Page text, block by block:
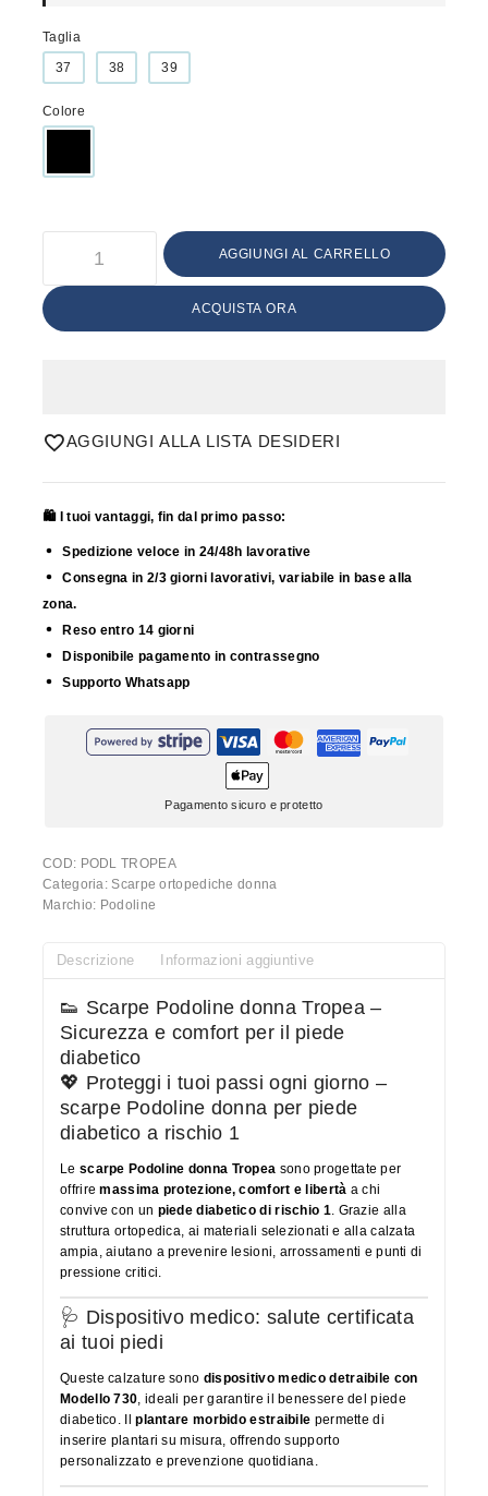
Taglia
37
38 39
Colore
AGGIUNGI AL CARRELLO
ACQUISTA ORA
AGGIUNGI ALLA LISTA DESIDERI
🛍️ I tuoi vantaggi, fin dal primo passo:
Spedizione veloce in 24/48h lavorative
Consegna in 2/3 giorni lavorativi, variabile in base alla
zona.
Reso entro 14 giorni
Disponibile pagamento in contrassegno
Supporto Whatsapp
Pagamento sicuro e protetto
COD: PODL TROPEA
Categoria:Scarpe ortopediche donna
Marchio: Podoline
Descrizione Informazioni aggiuntive
👟 Scarpe Podoline donna Tropea –
Sicurezza e comfort per il piede
diabetico
💖 Proteggi i tuoi passi ogni giorno –
scarpe Podoline donna per piede
diabetico a rischio 1
Le scarpe Podoline donna Tropea sono progettate per
offriremassima protezione, comfort e libertà a chi
convive con un piede diabetico di rischio 1 . Grazie alla
struttura ortopedica, ai materiali selezionati e alla calzata
ampia, aiutano a prevenire lesioni, arrossamenti e punti di
pressione critici.
🩺 Dispositivo medico: salute certificata
ai tuoi piedi
Queste calzature sono dispositivo medico detraibile con
Modello 730 , ideali per garantire il benessere del piede
diabetico. Ilplantare morbido estraibile permette di
inserire plantari su misura, offrendo supporto
personalizzato e prevenzione quotidiana.